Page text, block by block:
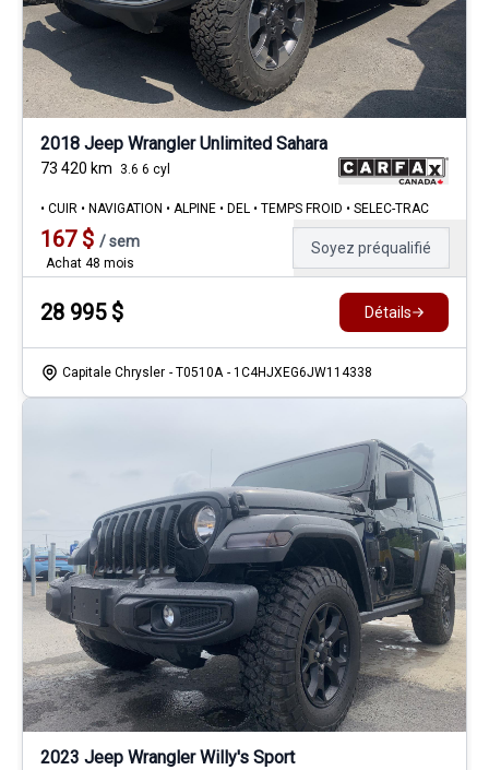
2018 Jeep Wrangler Unlimited Sahara
73 420 km 3.6 6 cyl
• CUIR • NAVIGATION • ALPINE • DEL • TEMPS FROID • SELEC-TRAC
167$ /sem
Achat 48 mois
Soyez préqualifié
28 995$ Détails
Capitale Chrysler - T0510A - 1C4HJXEG6JW114338
2023 Jeep Wrangler Willy's Sport